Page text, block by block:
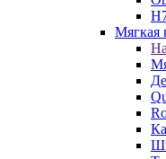
Мягкая